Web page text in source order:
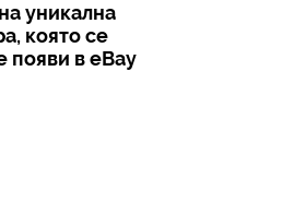
уникална
която се
появи в eBay